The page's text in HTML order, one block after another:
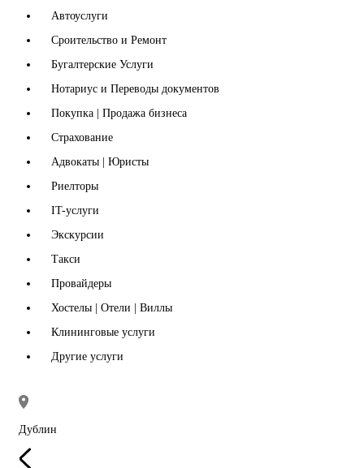
Автоуслуги
Сроительство и Ремонт
Бугалтерские Услуги
Нотариус и Переводы документов
Покупка | Продажа бизнеса
Страхование
Адвокаты | Юристы
Риелторы
IT-услуги
Экскурсии
Такси
Провайдеры
Хостелы | Отели | Виллы
Клининговые услуги
Другие услуги
Дублин